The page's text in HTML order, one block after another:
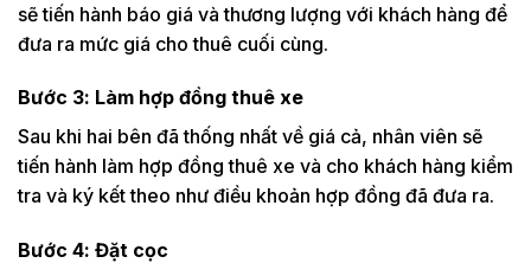
sẽ tiến hành báo giá và thương lượng với khách hàng để
đưa ra mức giá cho thuê cuối cùng.
Bước 3: Làm hợp đồng thuê xe
Sau khi hai bên đã thống nhất về giá cả, nhân viên sẽ
tiến hành làm hợp đồng thuê xe và cho khách hàng kiểm
tra và ký kết theo như điều khoản hợp đồng đã đưa ra.
Bước 4: Đặt cọc